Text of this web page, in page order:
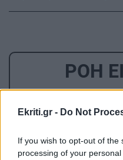
Ekriti.gr - Do Not
If you wish to opt-out of
processing of your
ΡΟΗ
GOSSIP - LIFESTYLE
Χρήστο Μάστορα;